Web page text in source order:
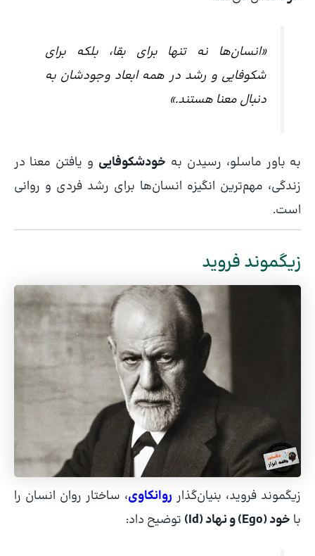
«انسان‌ها نه تنها برای بقا، بلکه برای
شکوفایی و رشد در همه ابعاد وجودشان به
دنبال معنا هستند.»
به باور ماسلو، رسیدن به خودشکوفایی و یافتن معنا در
زندگی، مهم‌ترین انگیزه انسان‌ها برای رشد فردی و روانی
است.
زیگموند فروید
زیگموند فروید، بنیان‌گذار روانکاوی، ساختار روان انسان را
با خود (Ego) و نهاد (Id) توضیح داد: